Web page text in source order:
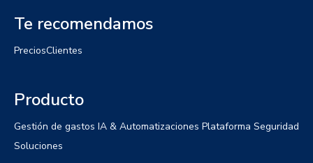
Te recomendamos
PreciosClientes
Producto
Gestión de gastos IA & Automatizaciones Plataforma Seguridad
Soluciones